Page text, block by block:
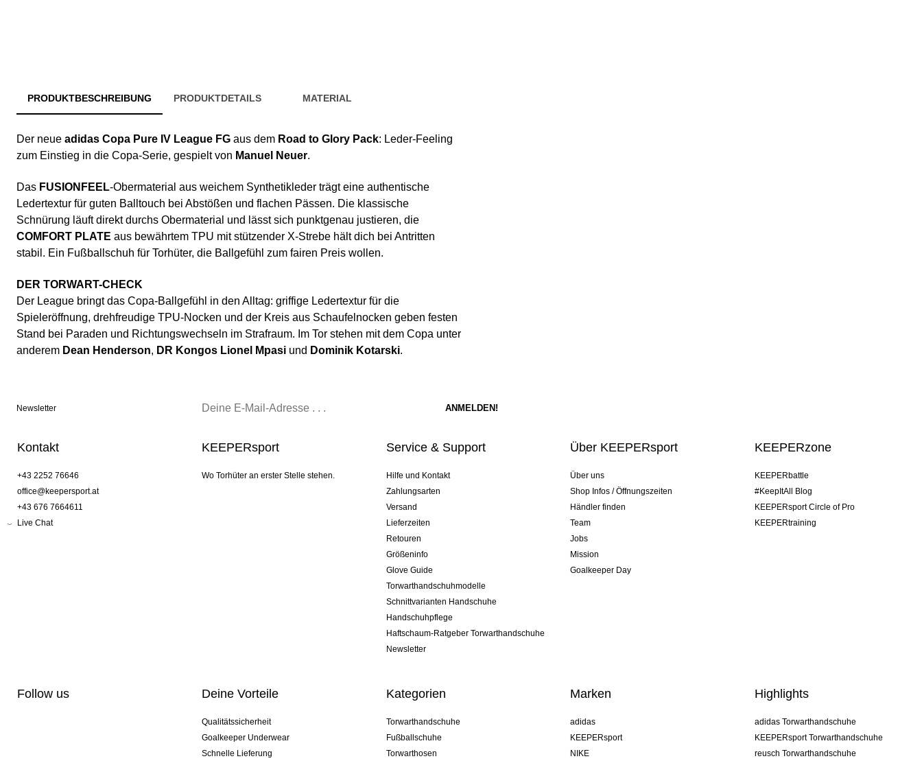
PRODUKTBESCHREIBUNG PRODUKTDETAILS MATERIAL
Der neue adidas Copa Pure IV League FG aus dem Road to Glory Pack: Leder-Feeling
zum Einstieg in die Copa-Serie, gespielt von Manuel Neuer.
Das FUSIONFEEL-Obermaterial aus weichem Synthetikleder trägt eine authentische
Ledertextur für guten Balltouch bei Abstößen und flachen Pässen. Die klassische
Schnürung läuft direkt durchs Obermaterial und lässt sich punktgenau justieren, die
COMFORT PLATE aus bewährtem TPU mit stützender X-Strebe hält dich bei Antritten
stabil. Ein Fußballschuh für Torhüter, die Ballgefühl zum fairen Preis wollen.
DER TORWART-CHECK
Der League bringt das Copa-Ballgefühl in den Alltag: griffige Ledertextur für die
Spieleröffnung, drehfreudige TPU-Nocken und der Kreis aus Schaufelnocken geben festen
Stand bei Paraden und Richtungswechseln im Strafraum. Im Tor stehen mit dem Copa unter
anderem Dean Henderson, DR Kongos Lionel Mpasi und Dominik Kotarski.
Newsletter
Kontakt
+43 2252 76646
office@keepersport.at
+43 676 7664611
Live Chat
KEEPERsport
Wo Torhüter an erster Stelle stehen.
Service & Support
Hilfe und Kontakt
Zahlungsarten
Versand
Lieferzeiten
Retouren
Größeninfo
Glove Guide
Torwarthandschuhmodelle
Schnittvarianten Handschuhe
Handschuhpflege
Haftschaum-Ratgeber Torwarthandschuhe
Newsletter
Über KEEPERsport
Über uns
Shop Infos / Öffnungszeiten
Händler finden
Team
Jobs
Mission
Goalkeeper Day
KEEPERzone
KEEPERbattle
#KeepItAll Blog
KEEPERsport Circle of Pro
KEEPERtraining
Follow us Deine Vorteile
Qualitätssicherheit
Goalkeeper Underwear
Schnelle Lieferung
Kategorien
Torwarthandschuhe
Fußballschuhe
Torwarthosen
Marken
adidas
KEEPERsport
NIKE
Highlights
adidas Torwarthandschuhe
KEEPERsport Torwarthandschuhe
reusch Torwarthandschuhe